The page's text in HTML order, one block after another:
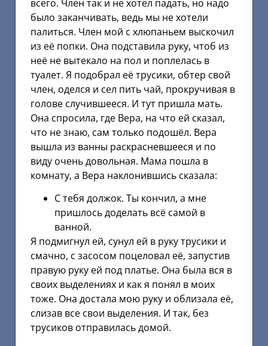
всего. Член так и не хотел падать, но надо
было заканчивать, ведь мы не хотели
палиться. Член мой с хлюпаньем выскочил
из её попки. Она подставила руку, чтоб из
неё не вытекало на пол и поплелась в
туалет. Я подобрал её трусики, обтер свой
член, оделся и сел пить чай, прокручивая в
голове случившееся. И тут пришла мать.
Она спросила, где Вера, на что ей сказал,
что не знаю, сам только подошёл. Вера
вышла из ванны раскрасневшееся и по
виду очень довольная. Мама пошла в
комнату, а Вера наклонившись сказала:
С тебя должок. Ты кончил, а мне
пришлось доделать всё самой в
ванной.
Я подмигнул ей, сунул ей в руку трусики и
смачно, с засосом поцеловал её, запустив
правую руку ей под платье. Она была вся в
своих выделениях и как я понял в моих
тоже. Она достала мою руку и облизала её,
слизав все свои выделения. И так, без
трусиков отправилась домой.